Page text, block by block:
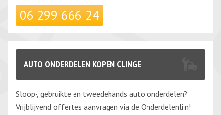
06 299 666 24
AUTO ONDERDELEN KOPEN CLINGE
Sloop-, gebruikte en tweedehands auto onderdelen?
Vrijblijvend offertes aanvragen via de Onderdelenlijn!